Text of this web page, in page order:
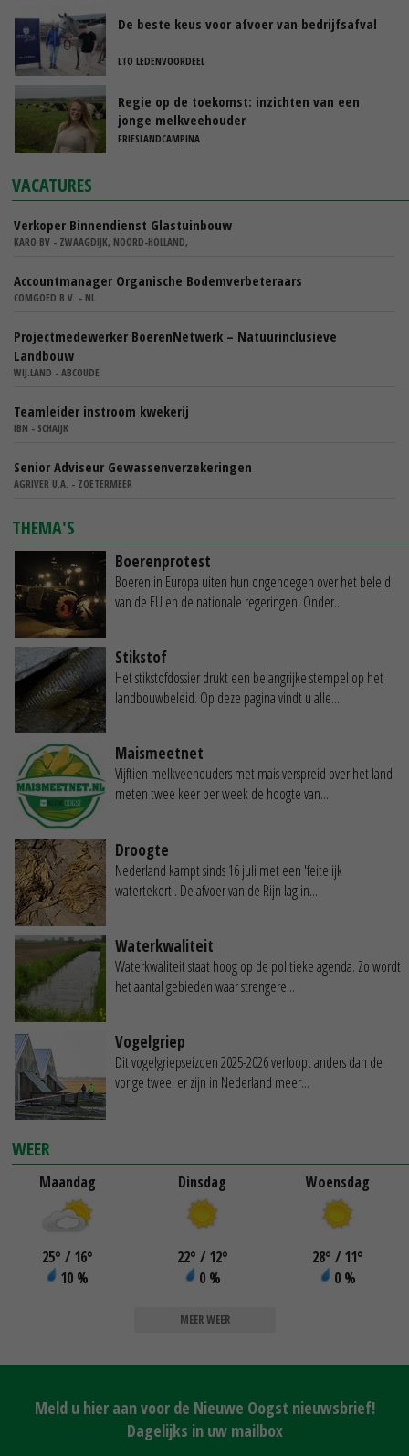
De beste keus voor afvoer van bedrijfsafval
LTO LEDENVOORDEEL
Regie op de toekomst: inzichten van een
jonge melkveehouder
FRIESLANDCAMPINA
VACATURES
Verkoper Binnendienst Glastuinbouw
KARO BV - ZWAAGDIJK, NOORD-HOLLAND,
Accountmanager Organische Bodemverbeteraars
COMGOED B.V. - NL
Projectmedewerker BoerenNetwerk – Natuurinclusieve
Landbouw
WIJ.LAND - ABCOUDE
Teamleider instroom kwekerij
IBN - SCHAIJK
Senior Adviseur Gewassenverzekeringen
AGRIVER U.A. - ZOETERMEER
THEMA'S
Boerenprotest
Boeren in Europa uiten hun ongenoegen over het beleid
van de EU en de nationale regeringen. Onder...
Stikstof
Het stikstofdossier drukt een belangrijke stempel op het
landbouwbeleid. Op deze pagina vindt u alle...
Maismeetnet
Vijftien melkveehouders met mais verspreid over het land
meten twee keer per week de hoogte van...
Droogte
Nederland kampt sinds 16 juli met een 'feitelijk
watertekort'. De afvoer van de Rijn lag in...
Waterkwaliteit
Waterkwaliteit staat hoog op de politieke agenda. Zo wordt
het aantal gebieden waar strengere...
Vogelgriep
Dit vogelgriepseizoen 2025-2026 verloopt anders dan de
vorige twee: er zijn in Nederland meer...
WEER
Maandag
25° / 16°
10 %
Dinsdag
22° / 12°
0 %
Woensdag
28° / 11°
0 %
MEER WEER
Meld u hier aan voor de Nieuwe Oogst nieuwsbrief!
Dagelijks in uw mailbox